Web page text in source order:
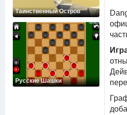
Таинственный Остров
Русские Шашки